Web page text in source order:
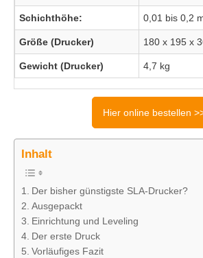
Schichthöhe: 0,01 bis 0,2
Größe (Drucker) 180 x 195 x
Gewicht (Drucker) 4,7 kg
Hier online bestellen
Inhalt
Der bisher günstigste SLA-Drucker?
Ausgepackt
Einrichtung und Leveling
Der erste Druck
Vorläufiges Fazit